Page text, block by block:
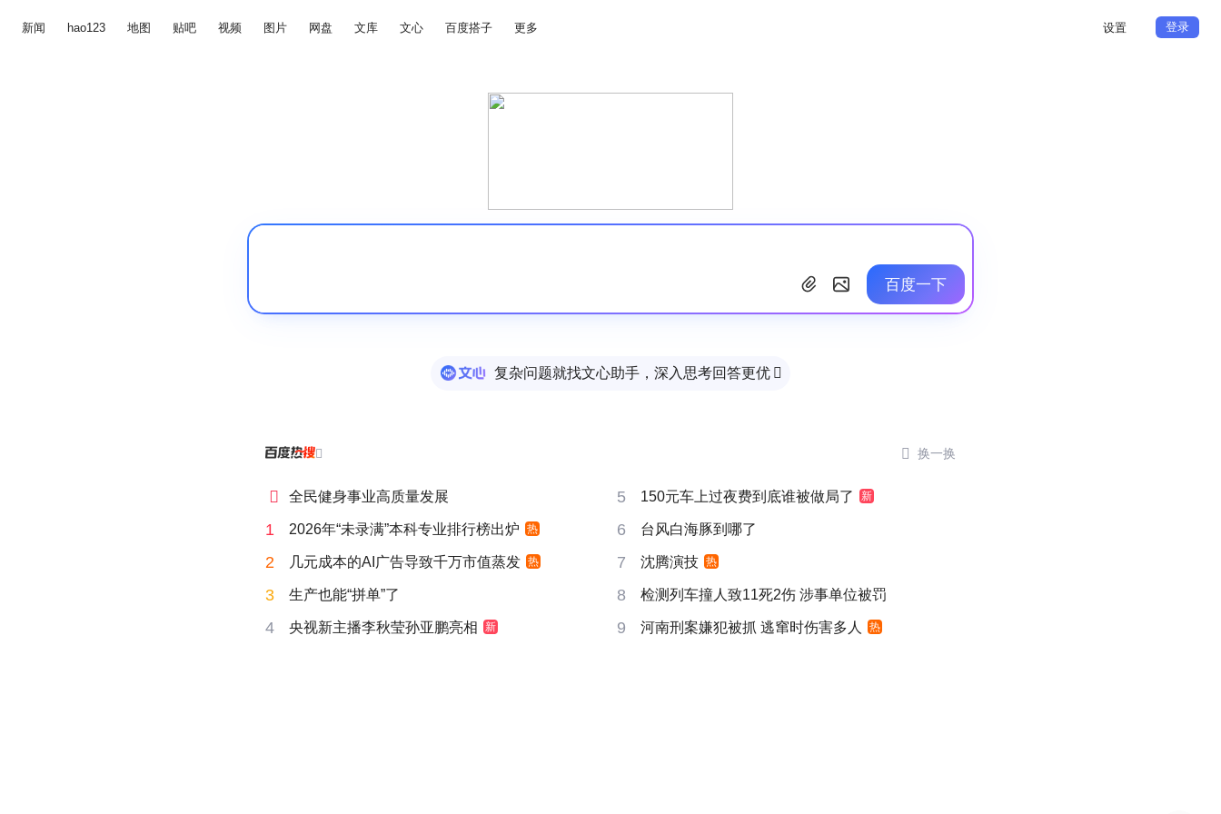
新闻 hao123 地图 贴吧 视频 图片 网盘 文库 文心 百度搭子 更多 设置 登录
百度一下
复杂问题就找文心助手，深入思考回答更优 
  换一换
 全民健身事业高质量发展 5 150元车上过夜费到底谁被做局了 新
1 2026年“未录满”本科专业排行榜出炉 热 6 台风白海豚到哪了
2 几元成本的AI广告导致千万市值蒸发 热 7 沈腾演技 热
3 生产也能“拼单”了 8 检测列车撞人致11死2伤 涉事单位被罚
4 央视新主播李秋莹孙亚鹏亮相 新 9 河南刑案嫌犯被抓 逃窜时伤害多人 热